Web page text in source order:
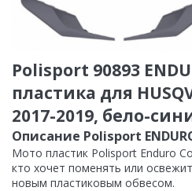
Polisport 90893
пластика для
2017-2019, бело-
Описание Polisport
Мото пластик Polisport Enduro
кто хочет поменять или
новым пластиковым обвесом.